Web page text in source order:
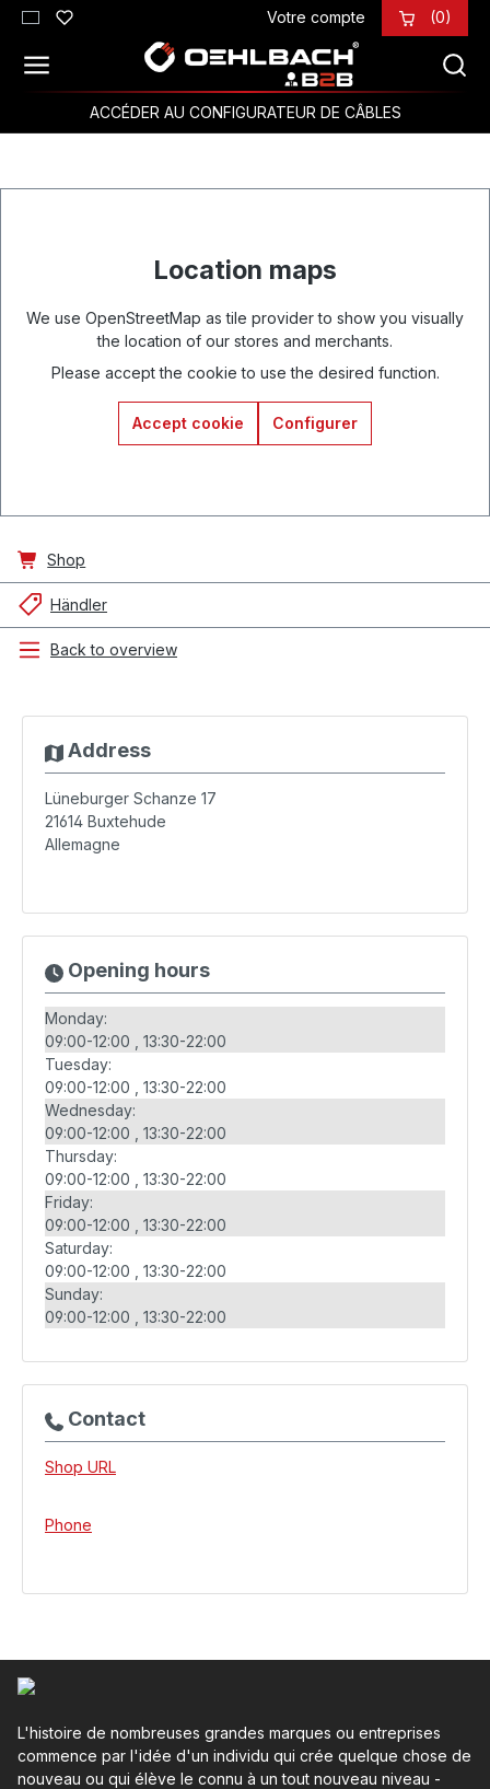
Passer au contenu principal Votre compte (0)
ACCÉDER AU CONFIGURATEUR DE CÂBLES
Location maps
We use OpenStreetMap as tile provider to show you visually
the location of our stores and merchants.
Please accept the cookie to use the desired function.
Accept cookie Configurer
Shop
Händler
Back to overview
Address
Lüneburger Schanze 17
21614 Buxtehude
Allemagne
Opening hours
Monday:
09:00-12:00
13:30-22:00
Tuesday:
09:00-12:00
13:30-22:00
Wednesday:
09:00-12:00
13:30-22:00
Thursday:
09:00-12:00
13:30-22:00
Friday:
09:00-12:00
13:30-22:00
Saturday:
09:00-12:00
13:30-22:00
Sunday:
09:00-12:00
13:30-22:00
Contact
Shop URL
Phone
L'histoire de nombreuses grandes marques ou entreprises
commence par l'idée d'un individu qui crée quelque chose de
nouveau ou qui élève le connu à un tout nouveau niveau -